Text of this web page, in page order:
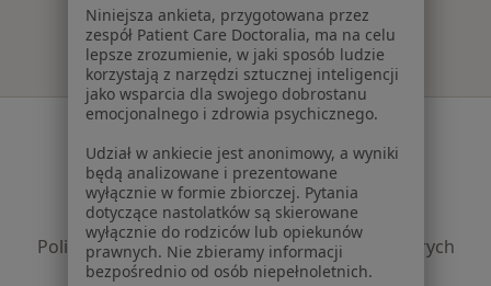
Serwis
Regulamin
Polityka prywatności pacjentów
Polityka prywatności profesjonalistów
Polityka prywatności dla profesjonalistów, których
dane pozyskaliśmy samodzielnie
Niniejsza ankieta, przygotowana przez
zespół Patient Care Doctoralia, ma na celu
lepsze zrozumienie, w jaki sposób ludzie
korzystają z narzędzi sztucznej inteligencji
jako wsparcia dla swojego dobrostanu
emocjonalnego i zdrowia psychicznego.
Udział w ankiecie jest anonimowy, a wyniki
będą analizowane i prezentowane
wyłącznie w formie zbiorczej. Pytania
dotyczące nastolatków są skierowane
wyłącznie do rodziców lub opiekunów
prawnych. Nie zbieramy informacji
bezpośrednio od osób niepełnoletnich.